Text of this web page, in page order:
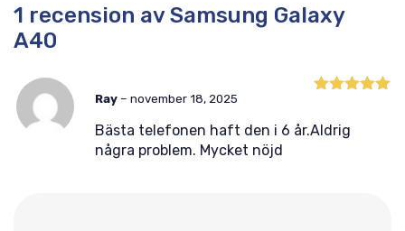
1 recension av Samsung Galaxy
A40
Ray – november 18, 2025
Bästa telefonen haft den i 6 år.Aldrig
några problem. Mycket nöjd